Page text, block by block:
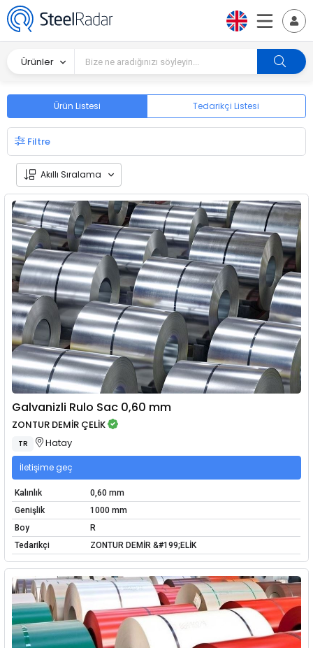
Ürünler
Ürün Listesi Tedarikçi Listesi
Filtre
Akıllı Sıralama
Galvanizli Rulo Sac 0,60 mm
ZONTUR DEMİR ÇELİK
TR Hatay
İletişime geç
Kalınlık
0,60 mm
Genişlik
1000 mm
Boy
R
Tedarikçi
ZONTUR DEMİR &#199;ELİK